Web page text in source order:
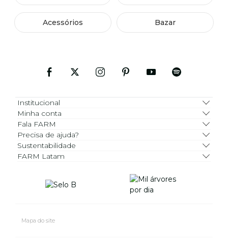
Acessórios Bazar
Institucional
Minha conta
Fala FARM
Precisa de ajuda?
Sustentabilidade
FARM Latam
Mapa do site